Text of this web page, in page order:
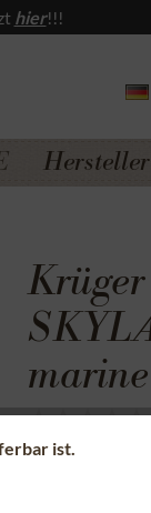
hier!!!
Hersteller
marine
Sicherer
ist.